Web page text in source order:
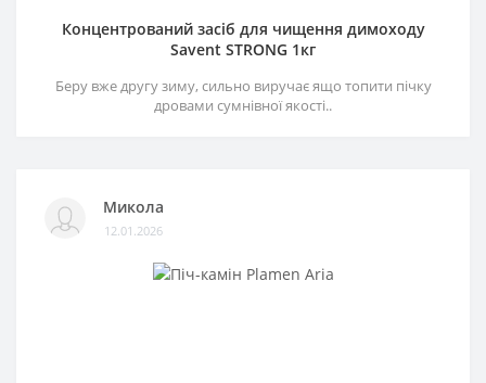
Концентрований засіб для чищення димоходу
Savent STRONG 1кг
Беру вже другу зиму, сильно виручає ящо топити пічку
дровами сумнівної якості..
Микола
12.01.2026